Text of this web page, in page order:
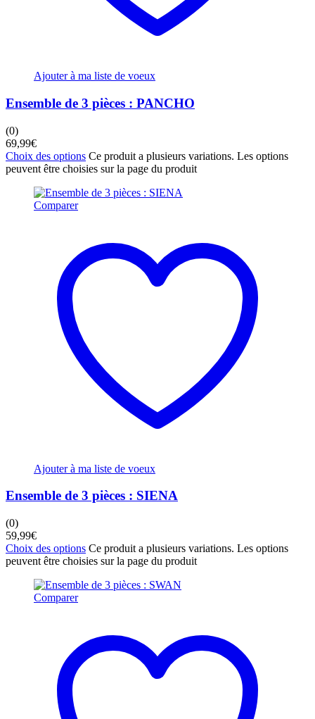
Ajouter à ma liste de voeux
Ensemble de 3 pièces : PANCHO
(0)
69,99€
Choix des options Ce produit a plusieurs variations. Les options
peuvent être choisies sur la page du produit
Comparer
Ajouter à ma liste de voeux
Ensemble de 3 pièces : SIENA
(0)
59,99€
Choix des options Ce produit a plusieurs variations. Les options
peuvent être choisies sur la page du produit
Comparer